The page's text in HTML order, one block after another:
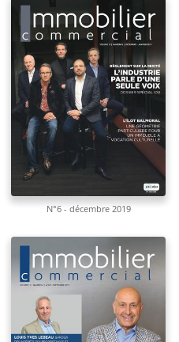
N°6 - décembre 2019